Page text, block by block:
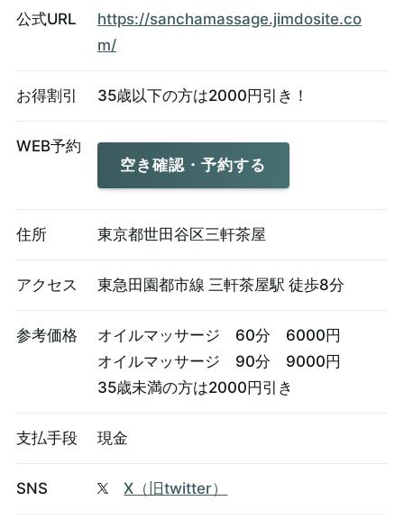
公式URL
https://sanchamassage.jimdosite.co
m/
お得割引 35歳以下の方は2000円引き！
WEB予約
空き確認・予約する
住所 東京都世田谷区三軒茶屋
アクセス 東急田園都市線 三軒茶屋駅 徒歩8分
参考価格
オイルマッサージ 60分 6000円
オイルマッサージ 90分 9000円
35歳未満の方は2000円引き
支払手段 現金
SNS X（旧twitter）